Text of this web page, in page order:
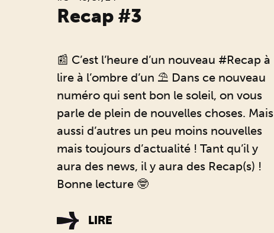
Recap #3
📰 C’est l’heure d’un nouveau #Recap à
lire à l’ombre d’un ⛱️ Dans ce nouveau
numéro qui sent bon le soleil, on vous
parle de plein de nouvelles choses. Mais
aussi d’autres un peu moins nouvelles
mais toujours d’actualité ! Tant qu’il y
aura des news, il y aura des Recap(s) !
Bonne lecture 🤓
LIRE